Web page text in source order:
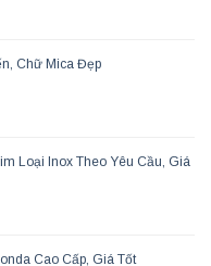
Chữ Mica Đẹp
Loại Inox Theo Yêu Cầu, Giá
Cao Cấp, Giá Tốt